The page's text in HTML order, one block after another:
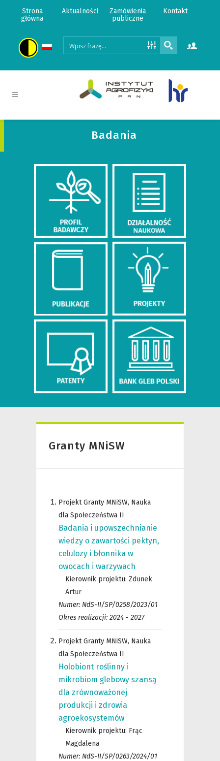
Strona
główna
Aktualności
Zamówienia
publiczne
Kontakt
Badania
Granty MNiSW
Projekt Granty MNiSW, Nauka
dla Społeczeństwa II
Badania i upowszechnianie
wiedzy o zawartości pektyn,
celulozy i błonnika w
owocach i warzywach
Kierownik projektu: Zdunek
Artur
Numer: NdS-II/SP/0258/2023/01
Okres realizacji: 2024 - 2027
Projekt Granty MNiSW, Nauka
dla Społeczeństwa II
Holobiont roślinny i
mikrobiom glebowy szansą
dla zrównoważonej
produkcji i zdrowia
agroekosystemów
Kierownik projektu: Frąc
Magdalena
Numer: NdS-II/SP/0263/2024/01